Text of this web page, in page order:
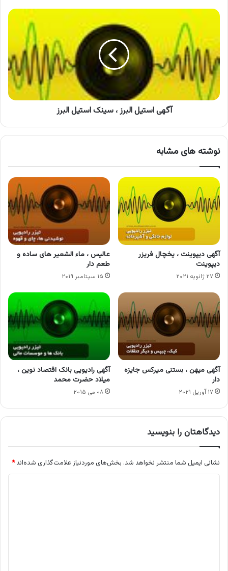
آگهی
سینک
استیل
البرز
آگهی استیل البرز ، سینک استیل البرز
نوشته های مشابه
آگهی دیپوینت ، یخچال فریزر
دیپوینت
۲۷ ژانویه ۲۰۲۱
عالیس ، ماء الشعیر های ساده و
طعم دار
۱۵ سپتامبر ۲۰۱۹
آگهی میهن ، بستنی میرکس جایزه
دار
۱۷ آوریل ۲۰۲۱
آگهی رادیویی بانک اقتصاد نوین ،
میلاد حضرت محمد
۰۸ می ۲۰۱۵
دیدگاهتان را بنویسید
نشانی ایمیل شما منتشر نخواهد شد. بخش‌های موردنیاز علامت‌گذاری شده‌اند*